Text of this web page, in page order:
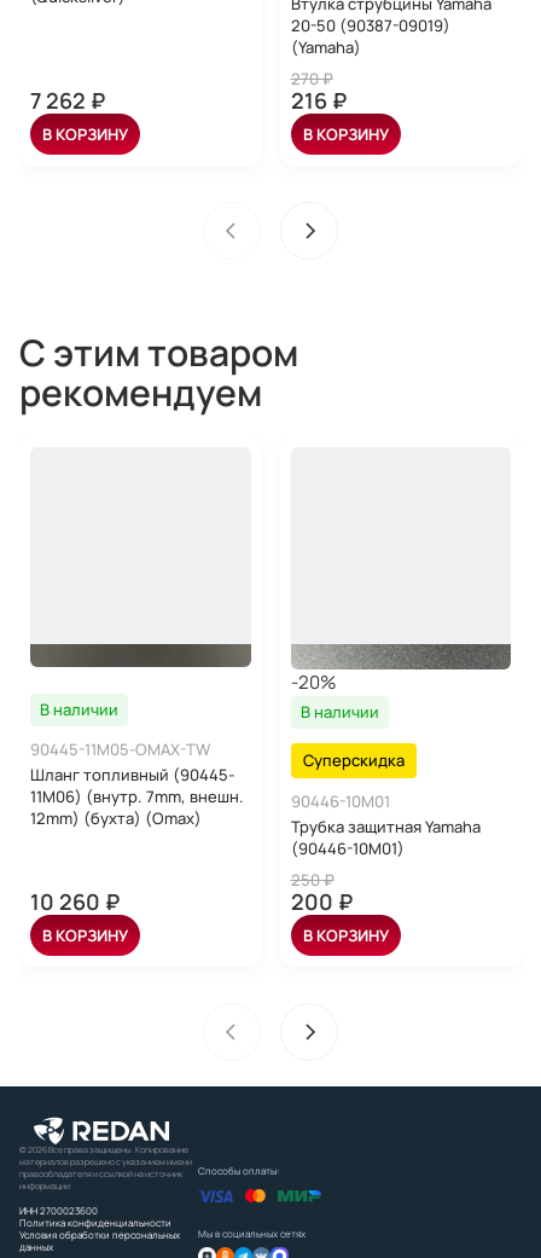
7 262 ₽
В КОРЗИНУ
20-50 (90387-09019)
(Yamaha)
270 ₽
216 ₽
В КОРЗИНУ
С этим товаром
рекомендуем
В наличии
90445-11M05-OMAX-TW
Шланг топливный (90445-
11M06) (внутр. 7mm, внешн.
12mm) (бухта) (Omax)
10 260 ₽
В КОРЗИНУ
-20%
В наличии
Суперскидка
90446-10M01
Трубка защитная Yamaha
(90446-10M01)
250 ₽
200 ₽
В КОРЗИНУ
© 2026 Все права защищены. Копирование
материалов разрешено с указанием имени
правообладателя и ссылкой на источник
информации
ИНН 2700023600
Политика конфиденциальности
Условия обработки персональных
данных
Способы оплаты:
Мы в социальных сетях